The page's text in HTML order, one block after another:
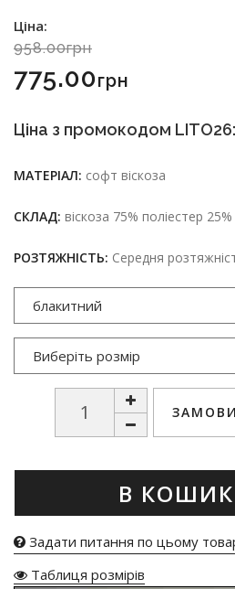
Ціна:
958.00грн
775.00Грн
Ціна з промокодом LITO26:
МАТЕРІАЛ: софт віскоза
СКЛАД: віскоза 75% поліестер 25%
РОЗТЯЖНІСТЬ: Середня
В КОШИК
Задати питання по цьому
Таблиця розмірів